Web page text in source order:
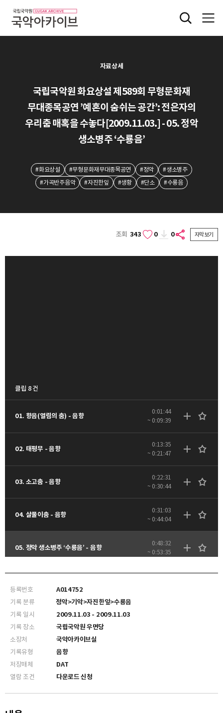
자료상세
국립국악원 화요상설 제589회 무형문화재
무대종목공연 ’예혼이 숨쉬는 공간’: 전은자의
우리춤 매혹을 수놓다[2009.11.03.] - 05. 정악
생소병주 ‘수룡음’
#화요상설 #무형문화재무대종목공연 #정악
#생소병주
#가곡반주음악
#자진한잎 #생황 #단소 #수룡음
조회 343 0 0 자막보기
클립 8 건
01. 향음(열림의 춤) - 음향
0:01:44
~ 0:09:39
02. 태평무 - 음향
0:13:35
~ 0:21:47
03. 소고춤 - 음향
0:22:31
~ 0:30:44
04. 살풀이춤 - 음향
0:31:03
~ 0:44:04
05. 정악 생소병주 ‘수룡음’ - 음향
0:48:32
~ 0:53:35
0:54:22
07. 시나위춤 - 음향
등록번호
A014752
기록 분류
정악>기악>자진한잎>수룡음
기록 일시
2009.11.03 - 2009.11.03
기록 장소
국립국악원 우면당
소장처
국악아카이브실
기록유형
음향
저장매체
DAT
열람 조건
다운로드 신청